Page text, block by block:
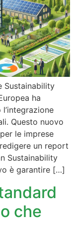
Sustainability
ha
Questo nuovo
le imprese
un report
Sustainability
è garantire […]
che